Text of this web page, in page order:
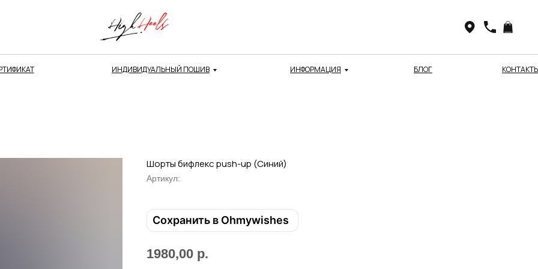
ИНДИВИДУАЛЬНЫЙ ПОШИВ ИНФОРМАЦИЯ БЛОГ
Шорты бифлекс push-up (Синий)
Артикул:
Сохранить в Ohmywishes
1980,00 р.